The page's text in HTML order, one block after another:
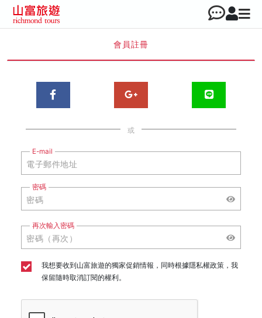
會員註冊
或
E-mail
密碼
再次輸入密碼
我想要收到山富旅遊的獨家促銷情報，同時根據隱私權政策，我
保留隨時取消訂閱的權利。